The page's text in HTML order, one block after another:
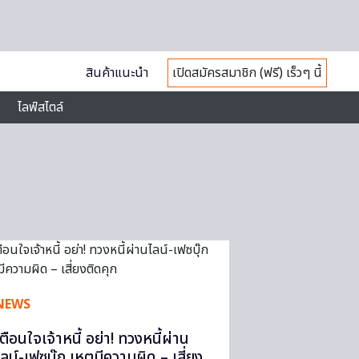
สินค้าแนะนำ
เปิดสมัครสมาชิก (ฟรี) เร็วๆ นี้
ไลฟ์สไตล์
ตือนใจเจ้าหนี้ อย่า! ทวงหนี้ผ่าน